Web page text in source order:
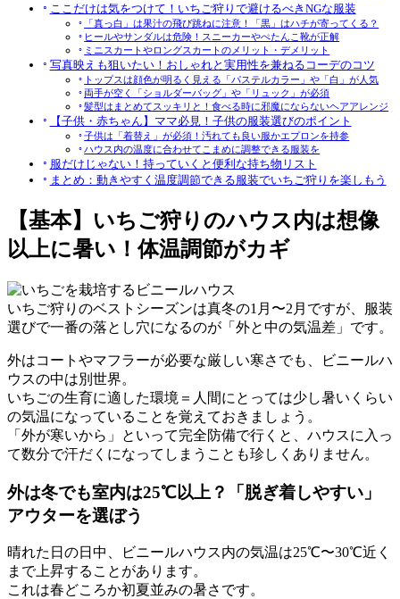
ここだけは気をつけて！いちご狩りで避けるべきNGな服装
「真っ白」は果汁の飛び跳ねに注意！「黒」はハチが寄ってくる？
ヒールやサンダルは危険！スニーカーやぺたんこ靴が正解
ミニスカートやロングスカートのメリット・デメリット
写真映えも狙いたい！おしゃれと実用性を兼ねるコーデのコツ
トップスは顔色が明るく見える「パステルカラー」や「白」が人気
両手が空く「ショルダーバッグ」や「リュック」が必須
髪型はまとめてスッキリと！食べる時に邪魔にならないヘアアレンジ
【子供・赤ちゃん】ママ必見！子供の服装選びのポイント
子供は「着替え」が必須！汚れても良い服かエプロンを持参
ハウス内の温度に合わせてこまめに調整できる服装を
服だけじゃない！持っていくと便利な持ち物リスト
まとめ：動きやすく温度調節できる服装でいちご狩りを楽しもう
【基本】いちご狩りのハウス内は想像
以上に暑い！体温調節がカギ
いちご狩りのベストシーズンは真冬の1月〜2月ですが、服装
選びで一番の落とし穴になるのが「外と中の気温差」です。
外はコートやマフラーが必要な厳しい寒さでも、ビニールハ
ウスの中は別世界。
いちごの生育に適した環境＝人間にとっては少し暑いくらい
の気温になっていることを覚えておきましょう。
「外が寒いから」といって完全防備で行くと、ハウスに入っ
て数分で汗だくになってしまうことも珍しくありません。
外は冬でも室内は25℃以上？「脱ぎ着しやすい」
アウターを選ぼう
晴れた日の日中、ビニールハウス内の気温は25℃〜30℃近く
まで上昇することがあります。
これは春どころか初夏並みの暑さです。